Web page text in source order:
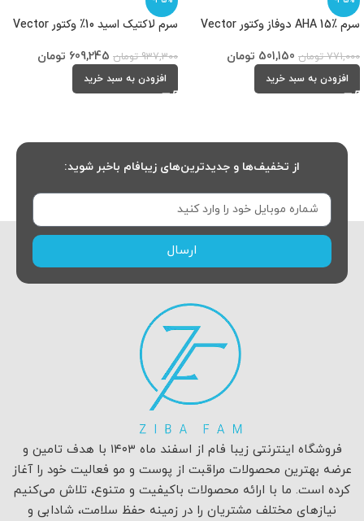
سرم AHA 15% دوفاز وکتور Vector
771,000 تومان 501,150 تومان
افزودن به سبد خرید
سرم لاکتیک اسید 10% وکتور Vector
937,300 تومان 609,245 تومان
افزودن به سبد خرید
از تخفیف‌ها و جدیدترین‌های زیبافام باخبر شوید:
ارسال
فروشگاه اینترنتی زیبا فام از اسفند ماه ۱۴۰۳ با هدف تامین و
عرضه بهترین محصولات مراقبت از پوست و مو فعالیت خود را آغاز
کرده است. ما با ارائه محصولات باکیفیت و متنوع، تلاش می‌کنیم
نیازهای مختلف مشتریان را در زمینه حفظ سلامت، شادابی و